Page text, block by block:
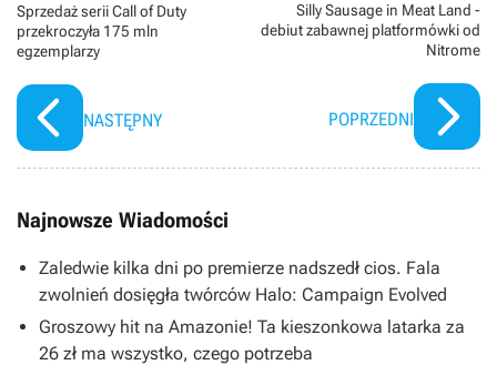
Sprzedaż serii Call of Duty
przekroczyła 175 mln
egzemplarzy
NASTĘPNY
Silly Sausage in Meat Land -
debiut zabawnej platformówki od
Nitrome
POPRZEDNI
Najnowsze Wiadomości
Zaledwie kilka dni po premierze nadszedł cios. Fala
zwolnień dosięgła twórców Halo: Campaign Evolved
Groszowy hit na Amazonie! Ta kieszonkowa latarka za
26 zł ma wszystko, czego potrzeba